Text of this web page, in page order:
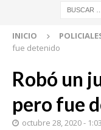
INICIO
fue detenido
Robó un
pero fue
octubre 28, 2020 -